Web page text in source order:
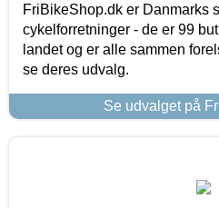
FriBikeShop.dk er Danmarks
cykelforretninger - de er 99
landet og er alle sammen
se deres udvalg.
Se udvalget på